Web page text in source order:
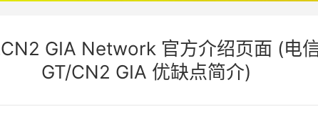
GIA Network 官方介绍页面 (电
GT/CN2 GIA 优缺点简介)